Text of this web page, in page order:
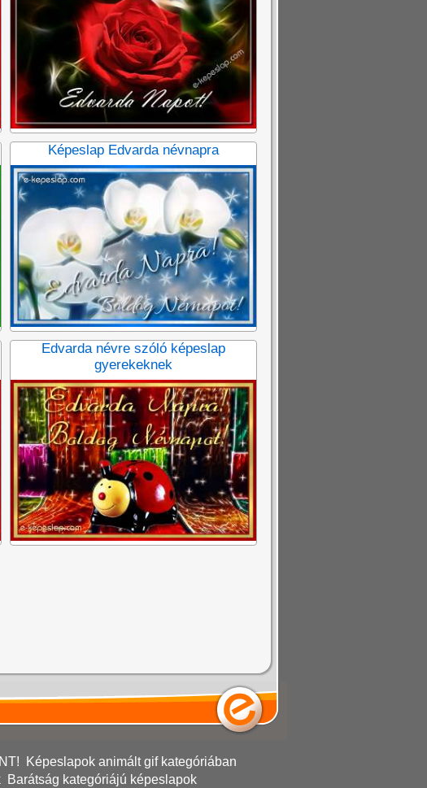
Képeslap Edvarda névnapra
Edvarda névre szóló képeslap
gyerekeknek
Képeslapok animált gif kategóriában
Barátság kategóriájú képeslapok